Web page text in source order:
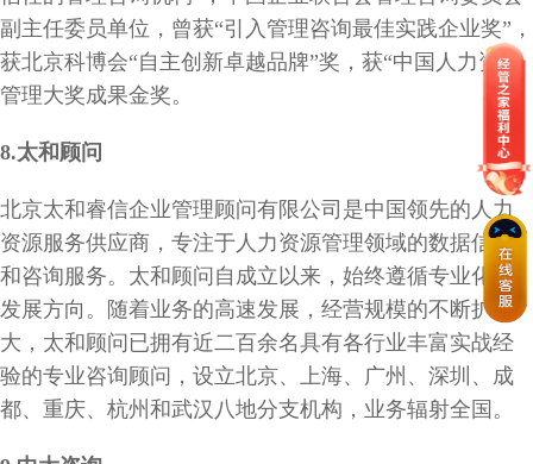
副主任委员单位，曾获“引入管理咨询最佳实践企业奖”，
获北京科博会“自主创新卓越品牌”奖，获“中国人力资源
管理大奖成果金奖。
8.太和顾问
北京太和睿信企业管理顾问有限公司是中国领先的人力
资源服务供应商，专注于人力资源管理领域的数据信息
和咨询服务。太和顾问自成立以来，始终遵循专业化的
发展方向。随着业务的高速发展，经营规模的不断扩
大，太和顾问已拥有近二百余名具有各行业丰富实战经
验的专业咨询顾问，设立北京、上海、广州、深圳、成
都、重庆、杭州和武汉八地分支机构，业务辐射全国。